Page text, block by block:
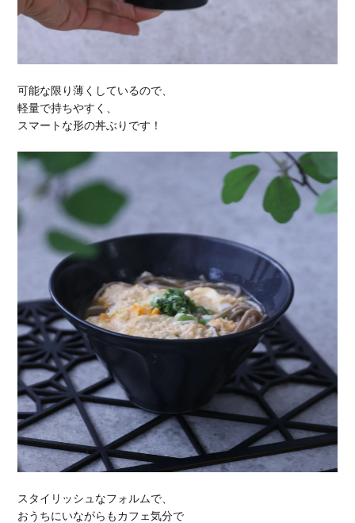
可能な限り薄くしているので、
軽量で持ちやすく、
スマートな形の丼ぶりです！
スタイリッシュなフォルムで、
おうちにいながらもカフェ気分で